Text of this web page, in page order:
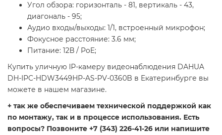
Угол обзора: горизонталь - 81, вертикаль - 43,
диагональ - 95;
Аудио входы/выходы: 1/1, встроенный микрофон;
Фокусное расстояние: 3.6 мм;
Питание: 12В / PoE;
Купить уличную IP-камеру видеонаблюдения DAHUA
DH-IPC-HDW3449HP-AS-PV-0360B в Екатеринбурге вы
можете в нашем магазине.
+ так же обеспечиваем технической поддержкой как
по монтажу, так и в процессе использования. Есть
вопросы? Позвоните +7 (343) 226-41-26 или напишите